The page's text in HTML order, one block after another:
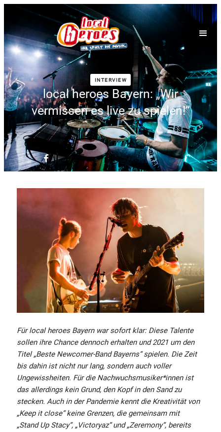
INTERVIEW
local heroes Bayern: „Wir
vermissen es live zu spielen!“
Für local heroes Bayern war sofort klar: Diese Talente
sollen ihre Chance dennoch erhalten und 2021 um den
Titel „Beste Newcomer-Band Bayerns“ spielen. Die Zeit
bis dahin ist nicht nur lang, sondern auch voller
Ungewissheiten. Für die Nachwuchsmusiker*innen ist
das allerdings kein Grund, den Kopf in den Sand zu
stecken. Auch in der Pandemie kennt die Kreativität von
„Keep it close“ keine Grenzen, die gemeinsam mit
„Stand Up Stacy“, „Victoryaz“ und „Zeremony“, bereits